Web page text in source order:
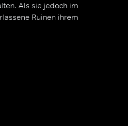
Als sie jedoch im
Ruinen ihrem